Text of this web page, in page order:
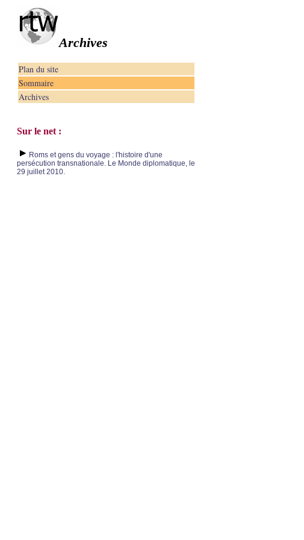
Archives
Plan du site
Sommaire
Archives
Sur le net :
Roms et gens du voyage : l'histoire d'une
persécution transnationale. Le Monde diplomatique, le
29 juillet 2010.